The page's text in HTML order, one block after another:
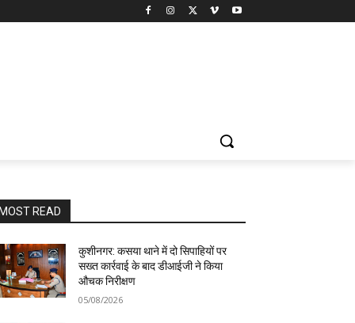
READ
कुशीनगर: कसया थाने में दो सिपाहियों पर
सख्त कार्रवाई के बाद डीआईजी ने किया
औचक निरीक्षण
05/08/2026